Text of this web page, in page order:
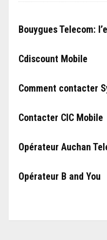
Bouygues Telecom:
Cdiscount Mobile
Comment contacter
Contacter CIC Mobile
Opérateur Auchan
Opérateur B and You